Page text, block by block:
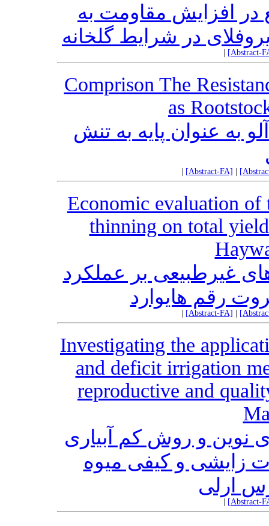
افزایش مقاومت به
در شرایط گلخانه
[Abstract-
Comprison The
as
به عنوان پایه به تنش
[Abstract-FA]
Economic evaluation
thinning on total
غیرطبیعی بر عملکرد
رقم هایوارد
[Abstract-FA]
Investigating the
and deficit irrigation
reproductive and
نوین و روش کم آبیاری
زایشی و کیفی میوه
ارلی
[Abstract-